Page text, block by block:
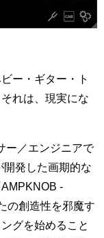
ー・ギター・ト
れは、現実にな
ー／エンジニアで
開発した画期的な
-
の創造性を邪魔す
グを始めること